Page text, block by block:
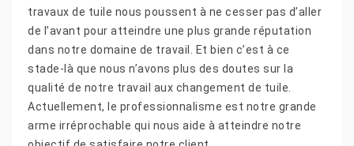
travaux de tuile nous poussent à ne cesser pas d’aller
de l’avant pour atteindre une plus grande réputation
dans notre domaine de travail. Et bien c’est à ce
stade-là que nous n’avons plus des doutes sur la
qualité de notre travail aux changement de tuile.
Actuellement, le professionnalisme est notre grande
arme irréprochable qui nous aide à atteindre notre